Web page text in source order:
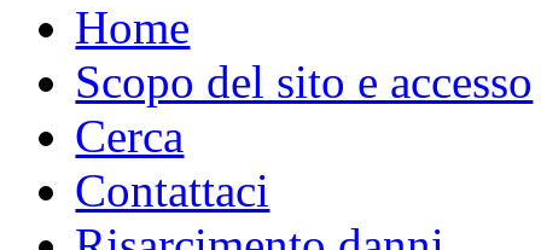
Home
Scopo del sito e accesso
Cerca
Contattaci